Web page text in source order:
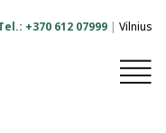
+370 612 07999 | Vilnius